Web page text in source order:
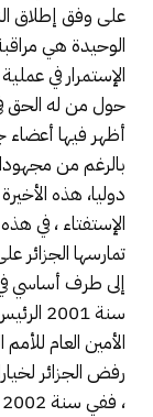
على وفق إطلاق
الوحيدة هي
الإستمرار في
حول من له الحق
أظهر فيها أعضاء
بالرغم من
دوليا، هذه
الإستفتاء ، في
تمارسها
إلى طرف أساسي في
سنة
الأمين العام
رفض الجزائر